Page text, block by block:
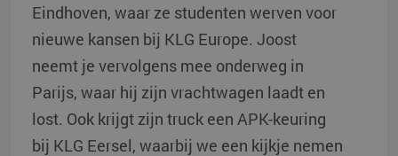
Eindhoven, waar ze studenten werven voor
nieuwe kansen bij KLG Europe. Joost
neemt je vervolgens mee onderweg in
Parijs, waar hij zijn vrachtwagen laadt en
lost. Ook krijgt zijn truck een APK-keuring
bij KLG Eersel, waarbij we een kijkje nemen